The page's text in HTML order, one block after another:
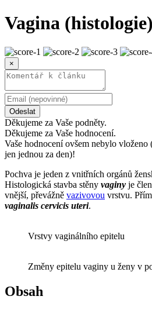
Vagina (histologie)
×
Odeslat
Děkujeme za Vaše podněty.
Děkujeme za Vaše hodnocení.
Vaše hodnocení ovšem nebylo
jen jednou za den)!
Pochva je jeden z vnitřních orgánů
Histologická stavba stěny vaginy je
vnější, převážně vazivovou vrstvu.
vaginalis cervicis uteri.
Vrstvy vaginálního epitelu
Změny epitelu vaginy u ženy v
Obsah